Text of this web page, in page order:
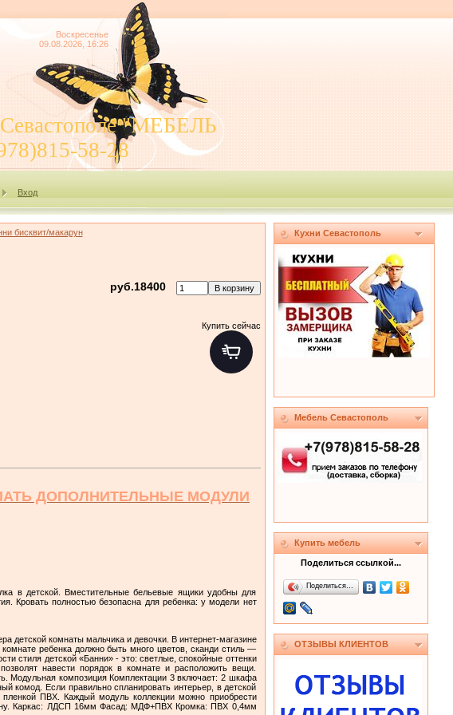
Воскресенье
09.08.2026, 16:26
"МЕБЕЛЬ
58-28
Вход
бисквит/макарун
руб.18400
Купить сейчас
ДОПОЛНИТЕЛЬНЫЕ МОДУЛИ
в детской. Вместительные бельевые ящики удобны для
Кровать полностью безопасна для ребенка: у модели нет
детской комнаты мальчика и девочки. В интернет-магазине
ребенка должно быть много цветов, сканди стиль —
стиля детской «Банни» - это: светлые, спокойные оттенки
навести порядок в комнате и расположить вещи.
Модульная композиция Комплектации 3 включает: 2 шкафа
комод. Если правильно спланировать интерьер, в детской
ПВХ. Каждый модуль коллекции можно приобрести
Каркас: ЛДСП 16мм Фасад: МДФ+ПВХ Кромка: ПВХ 0,4мм
Кухни Севастополь
Мебель Севастополь
Купить мебель
Поделиться ссылкой...
Поделиться…
ОТЗЫВЫ КЛИЕНТОВ